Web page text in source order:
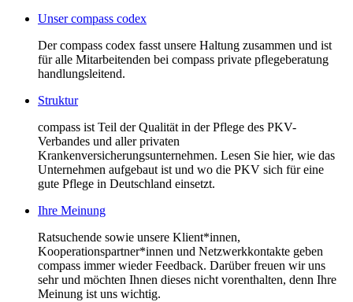
Unser compass codex
Der compass codex fasst unsere Haltung zusammen und ist
für alle Mitarbeitenden bei compass private pflegeberatung
handlungsleitend.
Struktur
compass ist Teil der Qualität in der Pflege des PKV-
Verbandes und aller privaten
Krankenversicherungsunternehmen. Lesen Sie hier, wie das
Unternehmen aufgebaut ist und wo die PKV sich für eine
gute Pflege in Deutschland einsetzt.
Ihre Meinung
Ratsuchende sowie unsere Klient*innen,
Kooperationspartner*innen und Netzwerkkontakte geben
compass immer wieder Feedback. Darüber freuen wir uns
sehr und möchten Ihnen dieses nicht vorenthalten, denn Ihre
Meinung ist uns wichtig.